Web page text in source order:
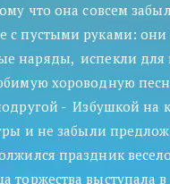
что она совсем
с пустыми руками: они
наряды,  испекли
хороводную
-  Избушкой на
и не забыли
праздник
торжества выступала